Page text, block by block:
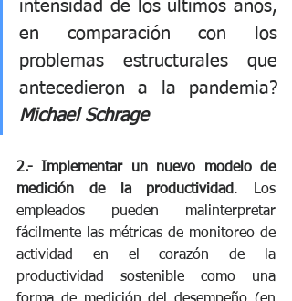
intensidad de los últimos años,
en comparación con los
problemas estructurales que
Michael Schrage
2.- Implementar un nuevo modelo de
medición de la productividad. Los
empleados pueden malinterpretar
fácilmente las métricas de monitoreo de
actividad en el corazón de la
productividad sostenible como una